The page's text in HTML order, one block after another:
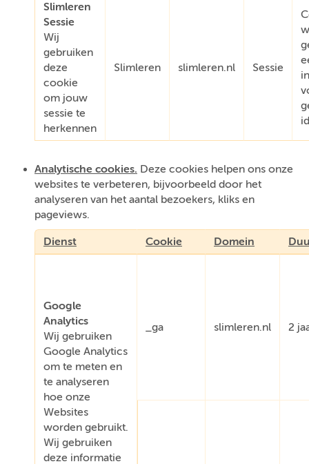
Slimleren
Sessie
Wij
gebruiken
deze
cookie
om jouw
sessie te
herkennen
Slimleren slimleren.nl Sessie
Analytische cookies. Deze cookies helpen ons onze
websites te verbeteren, bijvoorbeeld door het
analyseren van het aantal bezoekers, kliks en
pageviews.
Dienst Cookie Domein
Google
Analytics
Wij gebruiken
Google Analytics
om te meten en
te analyseren
hoe onze
Websites
worden gebruikt.
Wij gebruiken
deze informatie
_ga slimleren.nl 2